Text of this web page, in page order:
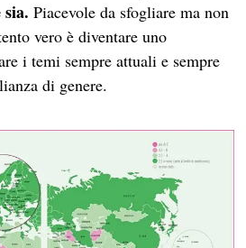
Piacevole da sfogliare ma non
vero è diventare uno
i temi sempre attuali e sempre
di genere.